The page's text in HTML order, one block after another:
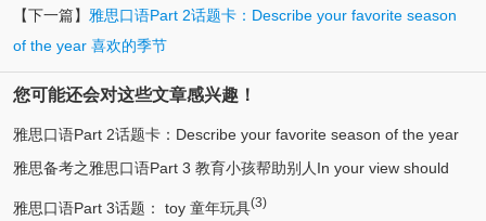
【下一篇】 雅思口语Part 2话题卡：Describe your favorite season
of the year 喜欢的季节
您可能还会对这些文章感兴趣！
雅思口语Part 2话题卡：Describe your favorite season of the year
喜欢的季节(6)
雅思备考之雅思口语Part 3 教育小孩帮助别人In your view should
children be taught to help others?(3)
雅思口语Part 3话题： toy 童年玩具(3)